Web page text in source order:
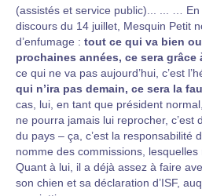
(assistés et service public)... ... …
discours du 14 juillet, Mesquin Petit
d’enfumage : tout ce qui va bien
prochaines années, ce sera
ce qui ne va pas aujourd’hui, c’est
qui n’ira pas demain, ce sera la
cas, lui, en tant que président
ne pourra jamais lui reprocher, c’est
du pays – ça, c’est la responsabilité
nomme des commissions,
Quant à lui, il a déjà assez à faire
son chien et sa déclaration d’ISF,